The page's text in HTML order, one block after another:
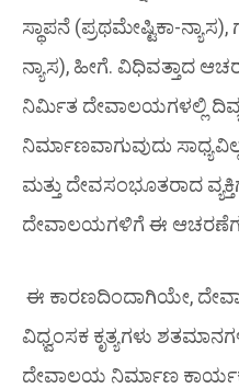
ಸ್ಥಾಪನೆ (ಪ್ರಥಮೇಷ್ಟಿಕಾ-
ನ್ಯಾಸ), ಹೀಗೆ. ವಿಧಿವತ್ತಾದ
ನಿರ್ಮಿತ ದೇವಾಲಯಗಳಲ್ಲಿ
ನಿರ್ಮಾಣವಾಗುವುದು
ಮತ್ತು ದೇವಸಂಭೂತರಾದ
ದೇವಾಲಯಗಳಿಗೆ ಈ ಆಚರಣೆಗಳ
ಈ ಕಾರಣದಿಂದಾಗಿಯೇ,
ವಿಧ್ವಂಸಕ ಕೃತ್ಯಗಳು
ದೇವಾಲಯ ನಿರ್ಮಾಣ